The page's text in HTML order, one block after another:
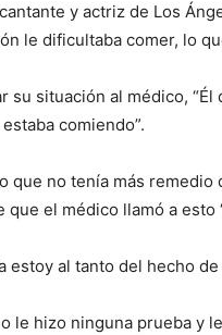
y actriz de Los
le dificultaba comer, lo
su situación al médico, “Él
comiendo”.
que no tenía más
que el médico llamó a
estoy al tanto del hecho
le hizo ninguna prueba y